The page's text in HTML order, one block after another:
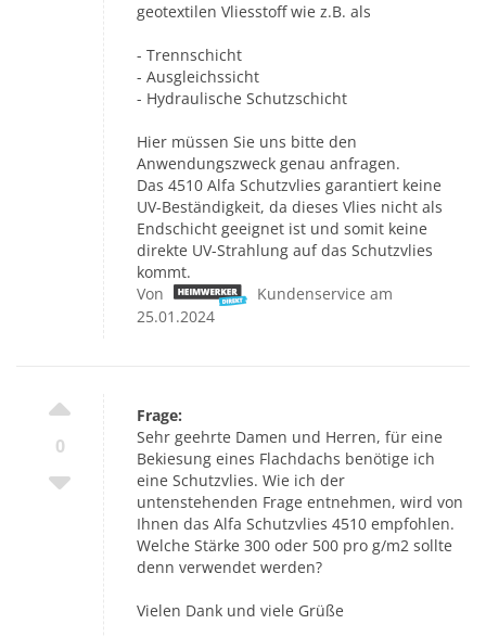
geotextilen Vliesstoff wie z.B. als
- Trennschicht
- Ausgleichssicht
- Hydraulische Schutzschicht
Hier müssen Sie uns bitte den
Anwendungszweck genau anfragen.
Das 4510 Alfa Schutzvlies garantiert keine
UV-Beständigkeit, da dieses Vlies nicht als
Endschicht geeignet ist und somit keine
direkte UV-Strahlung auf das Schutzvlies
kommt.
Von
Kundenservice am
25.01.2024
0
Frage:
Sehr geehrte Damen und Herren, für eine
Bekiesung eines Flachdachs benötige ich
eine Schutzvlies. Wie ich der
untenstehenden Frage entnehmen, wird von
Ihnen das Alfa Schutzvlies 4510 empfohlen.
Welche Stärke 300 oder 500 pro g/m2 sollte
denn verwendet werden?
Vielen Dank und viele Grüße